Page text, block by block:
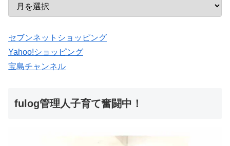
セブンネットショッピング
Yahoo!ショッピング
宝島チャンネル
fulog管理人子育て奮闘中！